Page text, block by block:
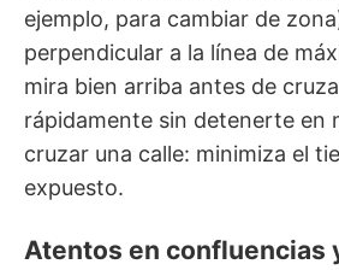
ejemplo, para cambiar de
perpendicular a la línea de
mira bien arriba antes de
rápidamente sin detenerte en
cruzar una calle: minimiza el
expuesto.
Atentos en confluencias